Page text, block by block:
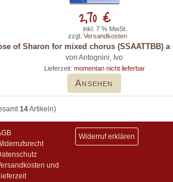
of Sharon for mixed chorus (SSAATTBB)
von Antognini, Ivo
Lieferzeit: momentan nicht lieferbar
Ansehen
2,70 €
inkl. 7 % MwSt.
zzgl. Versandkosten
14Artikeln)
und
Widerruf erklären